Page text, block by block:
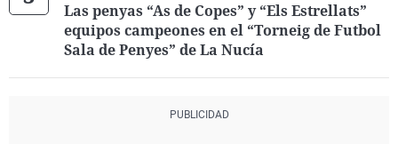
Las penyas “As de Copes” y “Els Estrellats”
equipos campeones en el “Torneig de Futbol
Sala de Penyes” de La Nucía